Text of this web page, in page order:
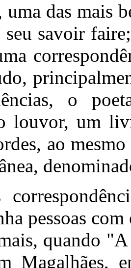
das mais
savoir
o
louvor, um
ao
pessoas
quando
Magalhães,